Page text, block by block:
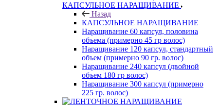
КАПСУЛЬНОЕ НАРАЩИВАНИЕ
Назад
КАПСУЛЬНОЕ НАРАЩИВАНИЕ
Наращивание 60 капсул, половина
объема (примерно 45 гр волос)
Наращивание 120 капсул, стандартный
объем (примерно 90 гр. волос)
Наращивание 240 капсул (двойной
объем 180 гр волос)
Наращивание 300 капсул (примерно
225 гр. волос)